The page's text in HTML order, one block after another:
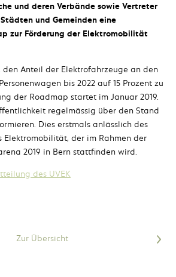
und deren Verbände sowie Vertreter
und Gemeinden eine
zur Förderung der Elektromobilität
Anteil der Elektrofahrzeuge an den
bis 2022 auf 15 Prozent zu
der Roadmap startet im Januar 2019.
regelmässig über den Stand
Dies erstmals anlässlich des
Elektromobilität, der im Rahmen der
2019 in Bern stattfinden wird.
des UVEK
Zur Übersicht >